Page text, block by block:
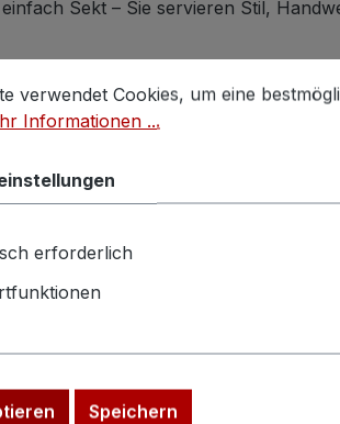
Sekt – Sie servieren Stil,
Cookies, um eine
verwendet Cookies, um eine
Informationen ...
erforderlich
Speichern